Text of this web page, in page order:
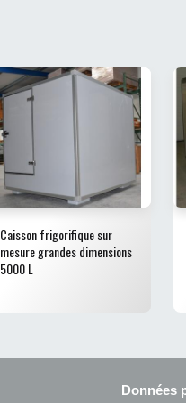
Caisson frigorifique sur
mesure grandes dimensions
5000 L
Données